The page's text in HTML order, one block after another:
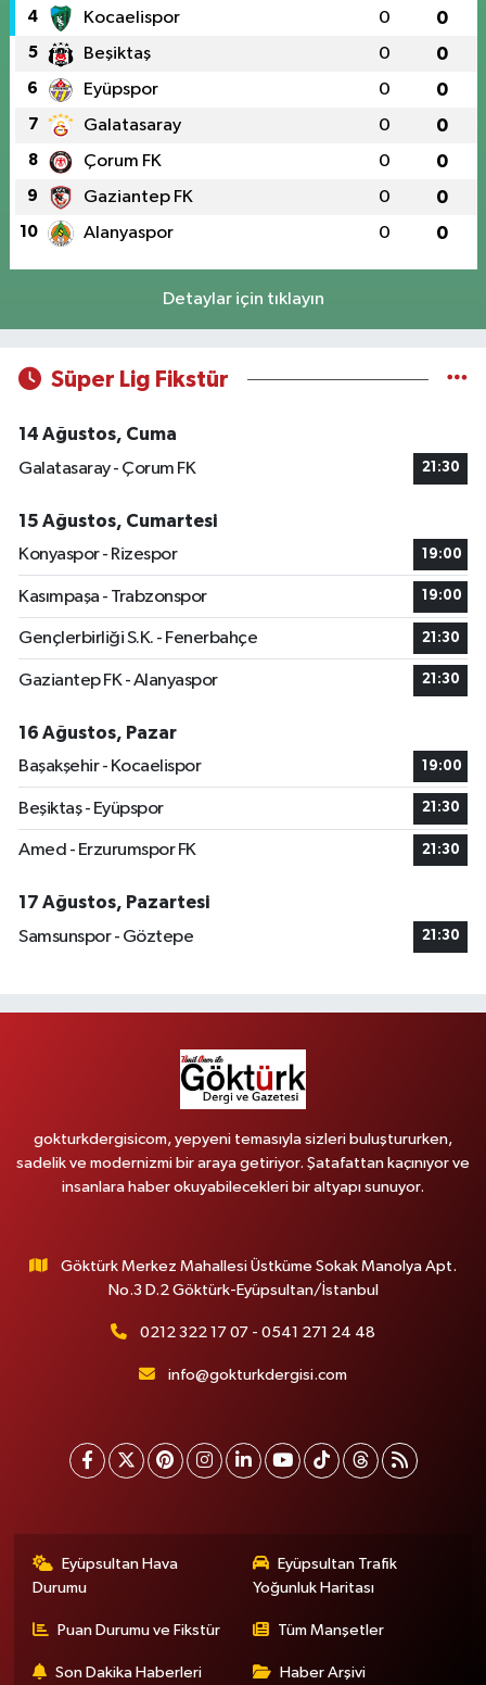
4 Kocaelispor 0 0
5 Beşiktaş 0 0
6 Eyüpspor 0 0
7 Galatasaray 0 0
8 Çorum FK 0 0
9 Gaziantep FK 0 0
10 Alanyaspor 0 0
Detaylar için tıklayın
Süper Lig Fikstür
14 Ağustos, Cuma
Galatasaray - Çorum FK
21:30
15 Ağustos, Cumartesi
Konyaspor - Rizespor
19:00
Kasımpaşa - Trabzonspor 19:00
Gençlerbirliği S.K. - Fenerbahçe 21:30
Gaziantep FK - Alanyaspor 21:30
16 Ağustos, Pazar
Başakşehir - Kocaelispor
19:00
Beşiktaş - Eyüpspor 21:30
Amed - Erzurumspor FK 21:30
17 Ağustos, Pazartesi
Samsunspor - Göztepe
21:30
gokturkdergisicom, yepyeni temasıyla sizleri buluştururken,
sadelik ve modernizmi bir araya getiriyor. Şatafattan kaçınıyor ve
insanlara haber okuyabilecekleri bir altyapı sunuyor.
Göktürk Merkez Mahallesi Üstküme Sokak Manolya Apt.
No.3 D.2 Göktürk-Eyüpsultan/İstanbul
0212 322 17 07 - 0541 271 24 48
info@gokturkdergisi.com
Eyüpsultan Hava
Durumu
Eyüpsultan Trafik
Yoğunluk Haritası
Puan Durumu ve Fikstür Tüm Manşetler
Son Dakika Haberleri Haber Arşivi